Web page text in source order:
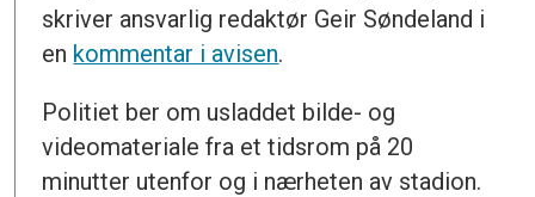
skriver ansvarlig redaktør Geir Søndeland i
en kommentar i avisen.
Politiet ber om usladdet bilde- og
videomateriale fra et tidsrom på 20
minutter utenfor og i nærheten av stadion.